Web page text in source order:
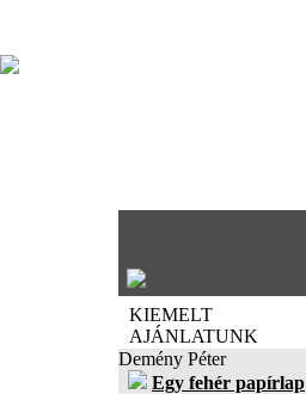
KIEMELT
AJÁNLATUNK
Demény Péter
Egy fehér papírlap